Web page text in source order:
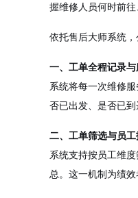
握维修人员何时前
依托售后大师系统
一、工单全程记录
系统将每一次维修
否已出发、是否已
二、工单筛选与员
系统支持按员工维
总。这一机制为绩